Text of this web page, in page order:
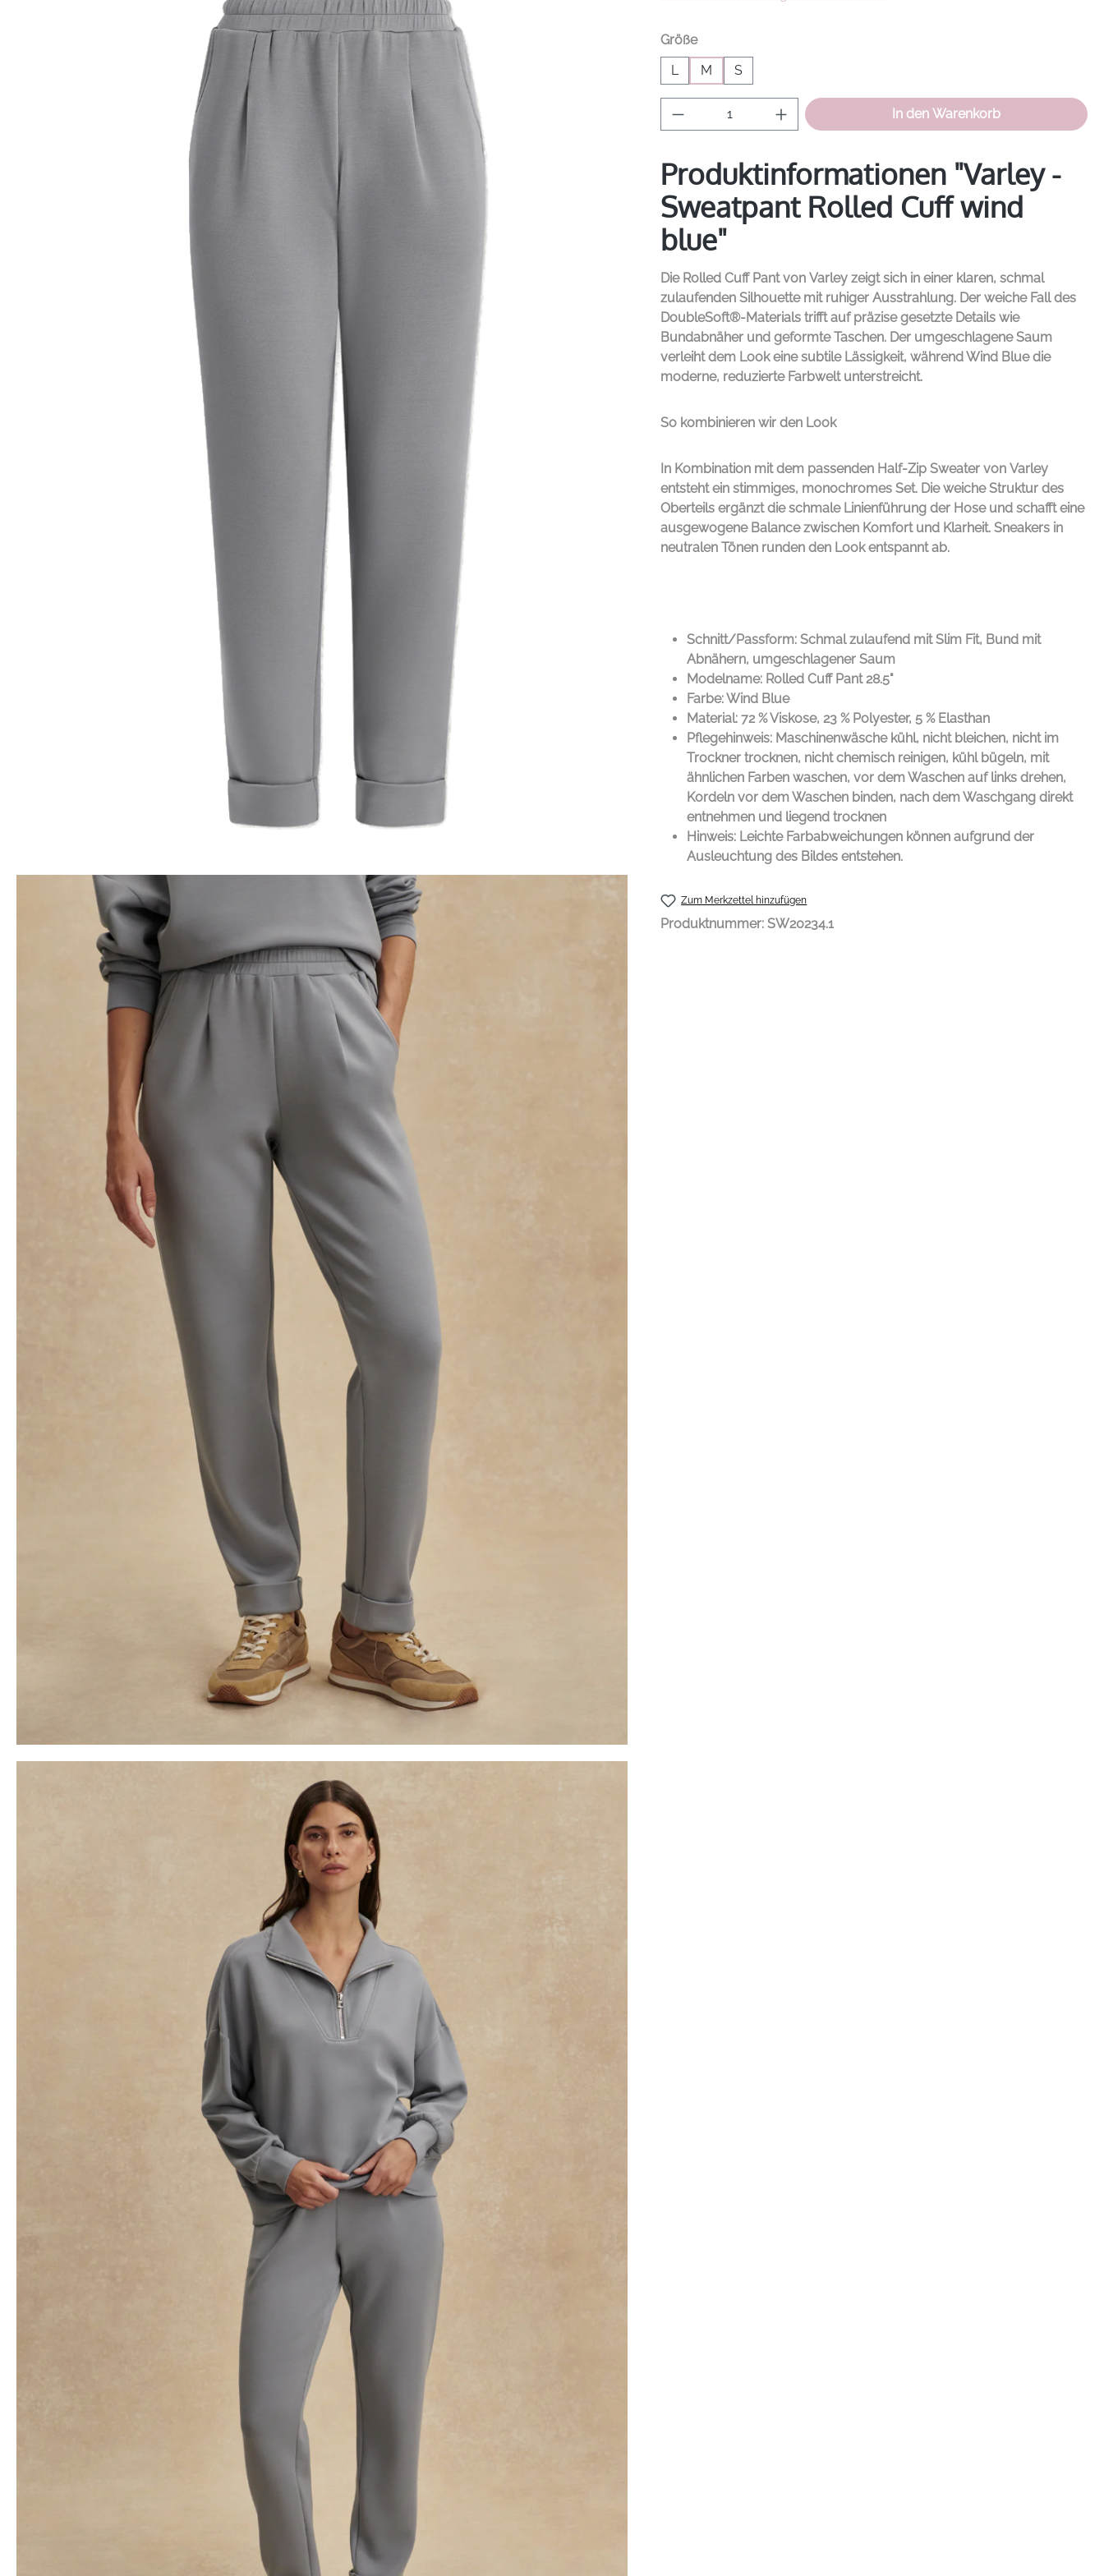
Größeauswählen
L
M S
Produkt Anzahl: Gib den gewünschten Wert
In den Warenkorb
Produktinformationen "Varley -
Sweatpant Rolled Cuff wind
blue"
Die Rolled Cuff Pant von Varley zeigt sich in einer klaren, schmal
zulaufenden Silhouette mit ruhiger Ausstrahlung. Der weiche Fall des
DoubleSoft®-Materials trifft auf präzise gesetzte Details wie
Bundabnäher und geformte Taschen. Der umgeschlagene Saum
verleiht dem Look eine subtile Lässigkeit, während Wind Blue die
moderne, reduzierte Farbwelt unterstreicht.
So kombinieren wir den Look
In Kombination mit dem passenden Half-Zip Sweater von Varley
entsteht ein stimmiges, monochromes Set. Die weiche Struktur des
Oberteils ergänzt die schmale Linienführung der Hose und schafft eine
ausgewogene Balance zwischen Komfort und Klarheit. Sneakers in
neutralen Tönen runden den Look entspannt ab.
Schnitt/Passform: Schmal zulaufend mit Slim Fit, Bund mit
Abnähern, umgeschlagener Saum
Modelname: Rolled Cuff Pant 28.5"
Farbe: Wind Blue
Material: 72 % Viskose, 23 % Polyester, 5 % Elasthan
Pflegehinweis: Maschinenwäsche kühl, nicht bleichen, nicht im
Trockner trocknen, nicht chemisch reinigen, kühl bügeln, mit
ähnlichen Farben waschen, vor dem Waschen auf links drehen,
Kordeln vor dem Waschen binden, nach dem Waschgang direkt
entnehmen und liegend trocknen
Hinweis: Leichte Farbabweichungen können aufgrund der
Ausleuchtung des Bildes entstehen.
Zum Merkzettel hinzufügen
Produktnummer: SW20234.1